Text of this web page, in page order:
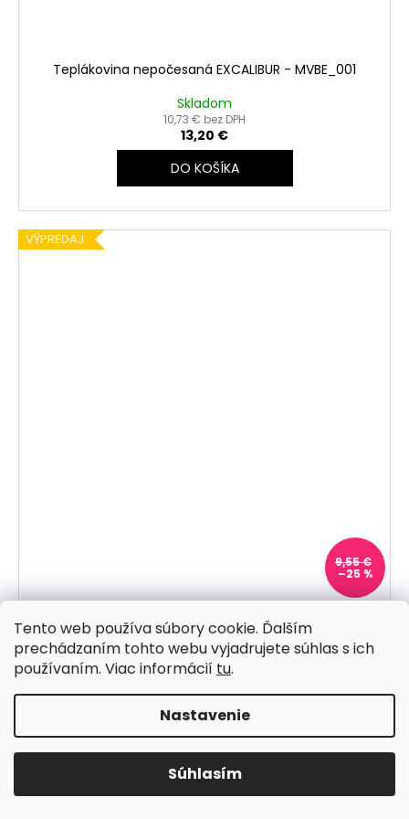
Tento web používa súbory cookie. Ďalším
prechádzaním tohto webu vyjadrujete súhlas s ich
používaním. Viac informácií tu.
Nastavenie
Súhlasím
Teplákovina nepočesaná EXCALIBUR - MVBE_001
Skladom
10,73 € bez DPH
13,20 €
DO KOŠÍKA
VÝPREDAJ
9,55 €
–25 %
Teplákovina nepočesaná GREENER PASTURES -
MVBB_1103T
Skladom
5,81 € bez DPH
DO KOŠÍKA